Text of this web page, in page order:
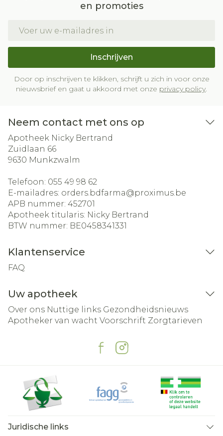
en promoties
Inschrijven
Door op inschrijven te klikken, schrijft u zich in voor onze
nieuwsbrief en gaat u akkoord met onze privacy policy.
Neem contact met ons op
Apotheek Nicky Bertrand
Zuidlaan 66
9630 Munkzwalm
Telefoon: 055 49 98 62
E-mailadres: orders.bdfarma@proximus.be
APB nummer: 452701
Apotheek titularis: Nicky Bertrand
BTW nummer: BE0458341331
Klantenservice
FAQ
Uw apotheek
Over ons Nuttige links Gezondheidsnieuws
Apotheker van wacht Voorschrift Zorgtarieven
Juridische links